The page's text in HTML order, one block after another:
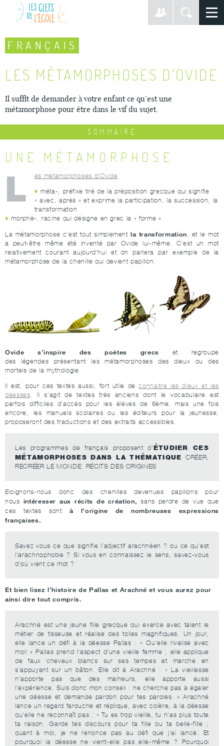
FRANÇAIS
LES MÉTAMORPHOSES D'OVIDE
Il suffit de demander à votre enfant ce qu’est une
métamorphose pour être dans le vif du sujet.
SOMMAIRE
UNE MÉTAMORPHOSE
L es métamorphoses d'Ovide
méta-, préfixe tiré de la préposition grecque qui signifie
« avec, après » et exprime la participation, la succession, la
transformation
morphè-, racine qui désigne en grec la « forme »
La métamorphose c’est tout simplementla transformation, et le mot
a peut-être même été inventé par Ovide lui-même. C’est un mot
relativement courant aujourd’hui et on parlera par exemple de la
métamorphose de la chenille qui devient papillon.
Ovide s’inspire des poètes grecs et regroupe
des légendes présentant les métamorphoses des dieux ou des
mortels de la mythologie.
Il est, pour ces textes aussi, fort utile deconnaitre les dieux et les
déesses . Il s’agit de textes très anciens dont le vocabulaire est
parfois difficiles d’accès pour les élèves de 6ème, mais une fois
encore, les manuels scolaires ou les éditeurs pour la jeunesse,
proposeront des traductions et des extraits accessibles.
Les programmes de français proposent d'ÉTUDIER CES
MÉTAMORPHOSES DANS LA THÉMATIQUECRÉER,
RECRÉER LE MONDE: RÉCITS DES ORIGINES
Eloignons-nous donc des chenilles devenues papillons pour
nous intéresser aux récits de création,sans perdre de vue que
ces textes sont à l'origine de nombreuses expressions
françaises.
Savez vous ce que signifie l’adjectif arachnéen ? ou ce qu’est
l’arachnophobie ? Si vous en connaissez le sens, savez-vous
d’où vient ce mot ?
Et bien lisez l’histoire de Pallas et Arachné et vous aurez pour
ainsi dire tout compris.
Arachné est une jeune fille grecque qui exerce avec talent le
métier de tisseuse et réalise des toiles magnifiques. Un jour,
elle lance un défi à la déesse Pallas : « Qu'elle rivalise avec
moi! » Pallas prend l'aspect d'une vieille femme ; elle applique
de faux cheveux blancs sur ses tempes et marche en
s'appuyant sur un bâton. Elle dit à Arachné : « La vieillesse
n'apporte pas que des malheurs, elle apporte aussi
l'expérience. Suis donc mon conseil : ne cherche pas à égaler
une déesse et demande pardon pour tes paroles. » Arachné
lance un regard farouche et réplique, avec colère, à la déesse
qu'elle ne reconnaît pas : « Tu es trop vieille, tu n'as plus toute
ta raison. Garde tes discours pour ta fille ou ta belle-fille ;
quant à moi, je ne renonce pas au défi que j'ai lancé. Et
pourquoi la déesse ne vient-elle pas elle-même ? Pourquoi